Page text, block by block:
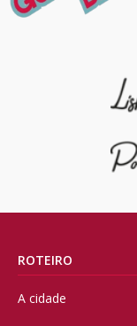
ROTEIRO
A cidade